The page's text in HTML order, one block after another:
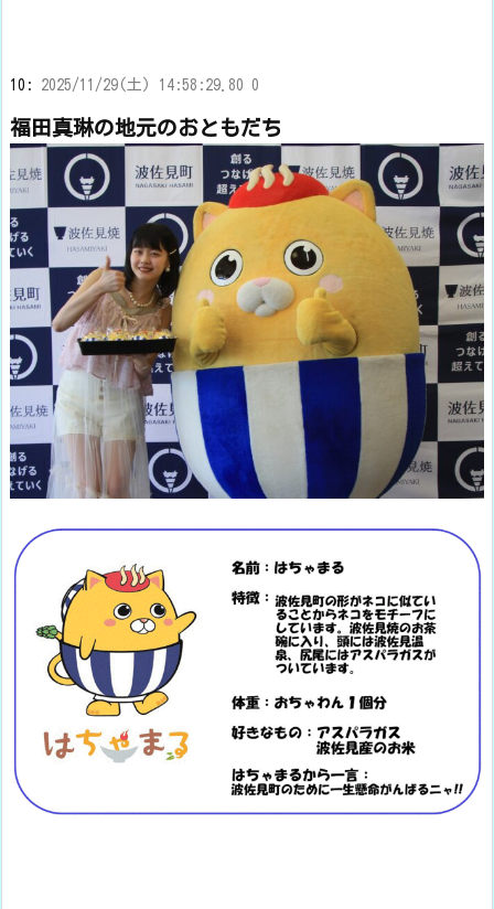
10: 2025/11/29(土) 14:58:29.80 0
福田真琳の地元のおともだち